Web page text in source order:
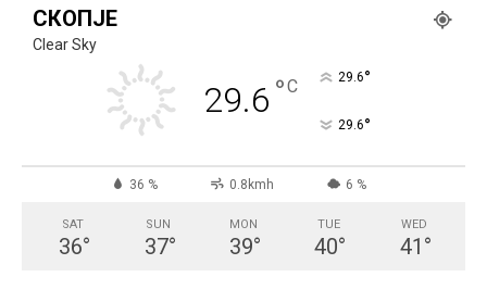
СКОПЈЕ
Clear Sky
29.6 °C 29.6°
29.6°
36 % 0.8kmh 6 %
SAT
36°
SUN
37°
MON
39°
TUE
40°
WED
41 °